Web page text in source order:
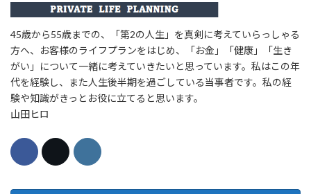
45歳から55歳までの、「第2の人生」を真剣に考えていらっしゃる
方へ、お客様のライフプランをはじめ、「お金」「健康」「生き
がい」について一緒に考えていきたいと思っています。私はこの年
代を経験し、また人生後半期を過ごしている当事者です。私の経
験や知識がきっとお役に立てると思います。
山田ヒロ